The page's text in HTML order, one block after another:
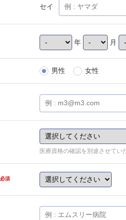
セイ
年 月
男性 女性
医療資格の確認を別途させてい
必須